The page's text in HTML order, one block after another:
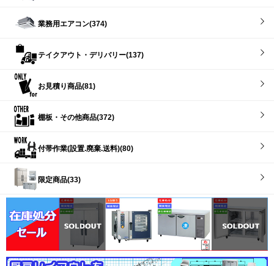
業務用エアコン(374)
テイクアウト・デリバリー(137)
お見積り商品(81)
棚板・その他商品(372)
付帯作業(設置.廃棄.送料)(80)
限定商品(33)